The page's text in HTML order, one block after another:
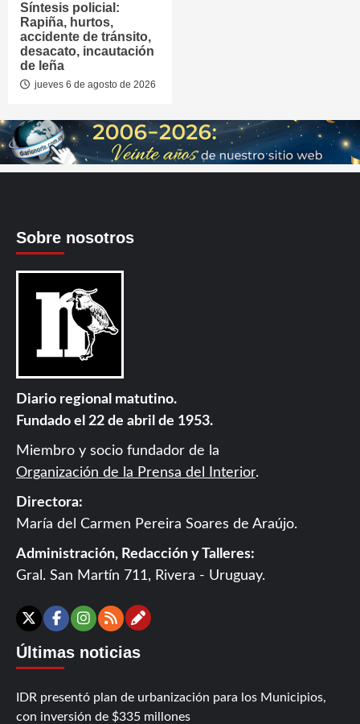
Síntesis policial:
Rapiña, hurtos,
accidente de tránsito,
desacato, incautación
de leña
jueves 6 de agosto de 2026
Sobre nosotros
Diario regional matutino.
Fundado el 22 de abril de 1953.
Miembro y socio fundador de la
Organización de la Prensa del Interior.
Directora:
María del Carmen Pereira Soares de Araújo.
Administración, Redacción y Talleres:
Gral. San Martín 711, Rivera - Uruguay.
X Facebook
Instagram
RSSContáctanos
Últimas noticias
IDR presentó plan de urbanización para los Municipios,
con inversión de $335 millones